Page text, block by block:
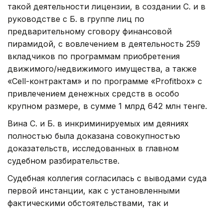
такой деятельности лицензии, в создании С. и в
руководстве с Б. в группе лиц по
предварительному сговору финансовой
пирамидой, с вовлечением в деятельность 259
вкладчиков по программам приобретения
движимого/недвижимого имущества, а также
«Cell-контрактам» и по программе «Profitbox» с
привлечением денежных средств в особо
крупном размере, в сумме 1 млрд 642 млн тенге.
Вина С. и Б. в инкриминируемых им деяниях
полностью была доказана совокупностью
доказательств, исследованных в главном
судебном разбирательстве.
Судебная коллегия согласилась с выводами суда
первой инстанции, как с установленными
фактическими обстоятельствами, так и